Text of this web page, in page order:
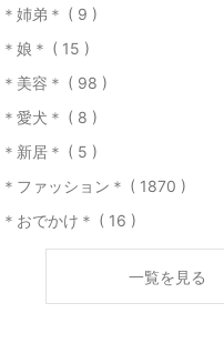
＊姉弟＊ ( 9 )
＊娘＊ ( 15 )
＊美容＊ ( 98 )
＊愛犬＊ ( 8 )
＊新居＊ ( 5 )
＊ファッション＊ ( 1870 )
＊おでかけ＊ ( 16 )
一覧を見る